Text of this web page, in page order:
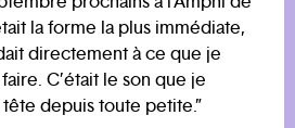
la forme la plus immédiate,
directement à ce que je
C’était le son que je
depuis toute petite.”